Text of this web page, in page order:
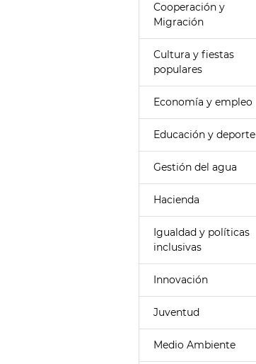
Cooperación y
Migración
Cultura y fiestas
populares
Economía y empleo
Educación y deporte
Gestión del agua
Hacienda
Igualdad y políticas
inclusivas
Innovación
Juventud
Medio Ambiente